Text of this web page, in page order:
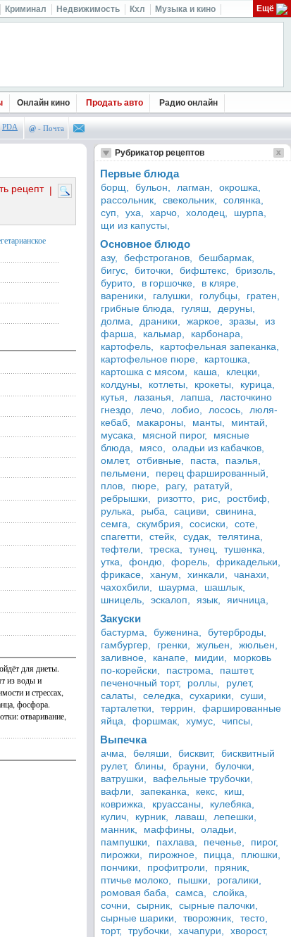
Криминал Недвижимость Кхл Музыка и кино Ещё
Онлайн кино Продать авто Радио онлайн
PDA @ - Почта
|
рецепт
для диеты.
из воды и
и стрессах,
фосфора.
отваривание,
Рубрикатор рецептов
Первые блюда
борщ, бульон, лагман,
окрошка,
рассольник,
свекольник,
солянка,
суп,
уха, харчо, холодец,
шурпа,
щи из капусты,
Основное блюдо
азу, бефстроганов,
бешбармак,
бигус,
биточки, бифштекс,
бризоль,
бурито,
в горшочке,
в кляре,
вареники,
галушки, голубцы,
гратен,
грибные блюда,
гуляш,
деруны,
долма,
драники, жаркое, зразы,
из
фарша,
кальмар,
карбонара,
картофель,
картофельная запеканка,
картофельное пюре,
картошка,
картошка с мясом,
каша,
клецки,
колдуны,
котлеты, крокеты,
курица,
кутья,
лазанья, лапша,
ласточкино
гнездо,
лечо, лобио, лосось,
люля-
кебаб,
макароны, манты,
минтай,
мусака,
мясной пирог,
мясные
блюда,
мясо,
оладьи из кабачков,
омлет,
отбивные, паста,
паэлья,
пельмени,
перец фаршированный,
плов,
пюре, рагу,
рататуй,
ребрышки,
ризотто, рис,
ростбиф,
рулька,
рыба, сациви,
свинина,
семга,
скумбрия, сосиски,
соте,
спагетти,
стейк, судак,
телятина,
тефтели,
треска, тунец,
тушенка,
утка,
фондю, форель,
фрикадельки,
фрикасе,
ханум, хинкали,
чанахи,
чахохбили,
шаурма,
шашлык,
шницель,
эскалоп, язык, яичница,
Закуски
бастурма, буженина,
бутерброды,
гамбургер,
гренки, жульен,
жюльен,
заливное,
канапе, мидии,
морковь
по-корейски,
пастрома,
паштет,
печеночный торт,
роллы,
рулет,
салаты,
селедка, сухарики,
суши,
тарталетки,
террин,
фаршированные
яйца,
форшмак, хумус, чипсы,
Выпечка
ачма, беляши, бисквит,
бисквитный
рулет,
блины, брауни,
булочки,
ватрушки,
вафельные трубочки,
вафли,
запеканка, кекс,
киш,
коврижка,
круассаны,
кулебяка,
кулич,
курник, лаваш,
лепешки,
манник,
маффины,
оладьи,
пампушки,
пахлава, печенье,
пирог,
пирожки,
пирожное, пицца,
плюшки,
пончики,
профитроли,
пряник,
птичье молоко,
пышки,
рогалики,
ромовая баба,
самса,
слойка,
сочни,
сырник,
сырные палочки,
сырные шарики,
творожник,
тесто,
торт,
трубочки, хачапури,
хворост,